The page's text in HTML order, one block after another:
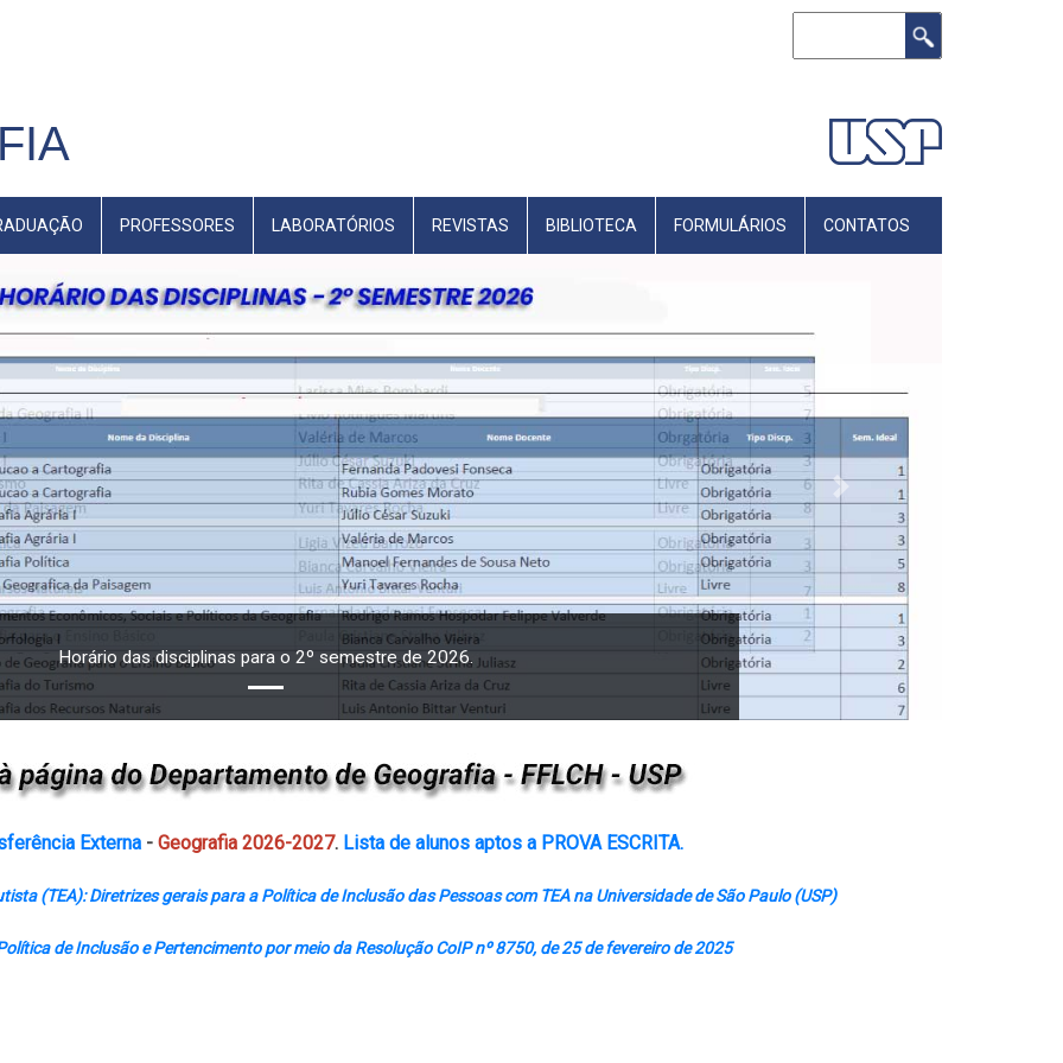
PROFESSORES LABORATÓRIOS REVISTAS BIBLIOTECA FORMULÁRIOS CONTATOS
Horário das disciplinas para o 2º semestre de 2026.
Next
Externa- Geografia 2026-2027. Lista de alunos aptos a PROVA ESCRITA.
(TEA): Diretrizes gerais para a Política de Inclusão das Pessoas com TEA na Universidade de São Paulo (USP)
de Inclusão e Pertencimento por meio da Resolução CoIP nº 8750, de 25 de fevereiro de 2025